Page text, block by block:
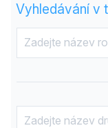
Vyhledávání v